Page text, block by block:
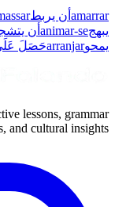
amarrar أن يربط
يبهجanimar-se أن
يمحوarranjarحَصَلَ
lessons, grammar
and cultural insights.